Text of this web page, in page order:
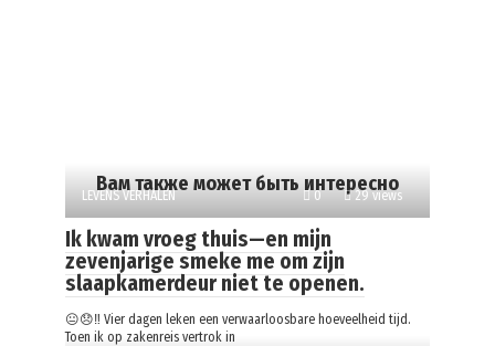
Вам также может быть интересно
LEVENS VERHALEN 0 29 views
Ik kwam vroeg thuis—en mijn
zevenjarige smeke me om zijn
slaapkamerdeur niet te openen.
😐😞‼️ Vier dagen leken een verwaarloosbare hoeveelheid tijd.
Toen ik op zakenreis vertrok in